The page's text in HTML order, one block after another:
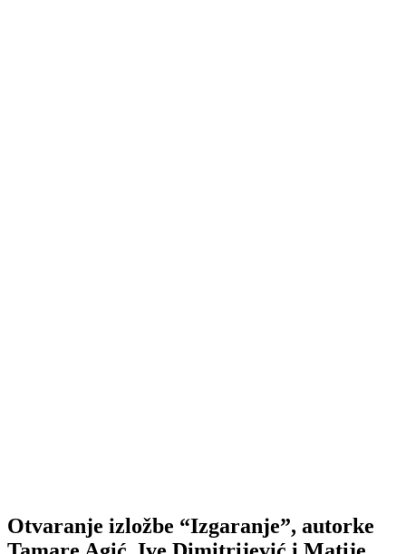
Otvaranje izložbe “Izgaranje”, autorke